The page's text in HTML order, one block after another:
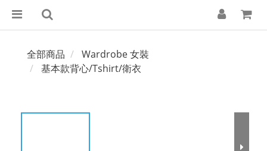
全部商品
Wardrobe 女裝
基本款背心/Tshirt/衛衣